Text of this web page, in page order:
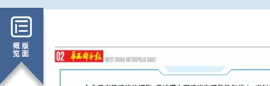
最高法：生态环境法典相关司法
解释清理全部完成 不适应的予以
修改或废止
等答记者问